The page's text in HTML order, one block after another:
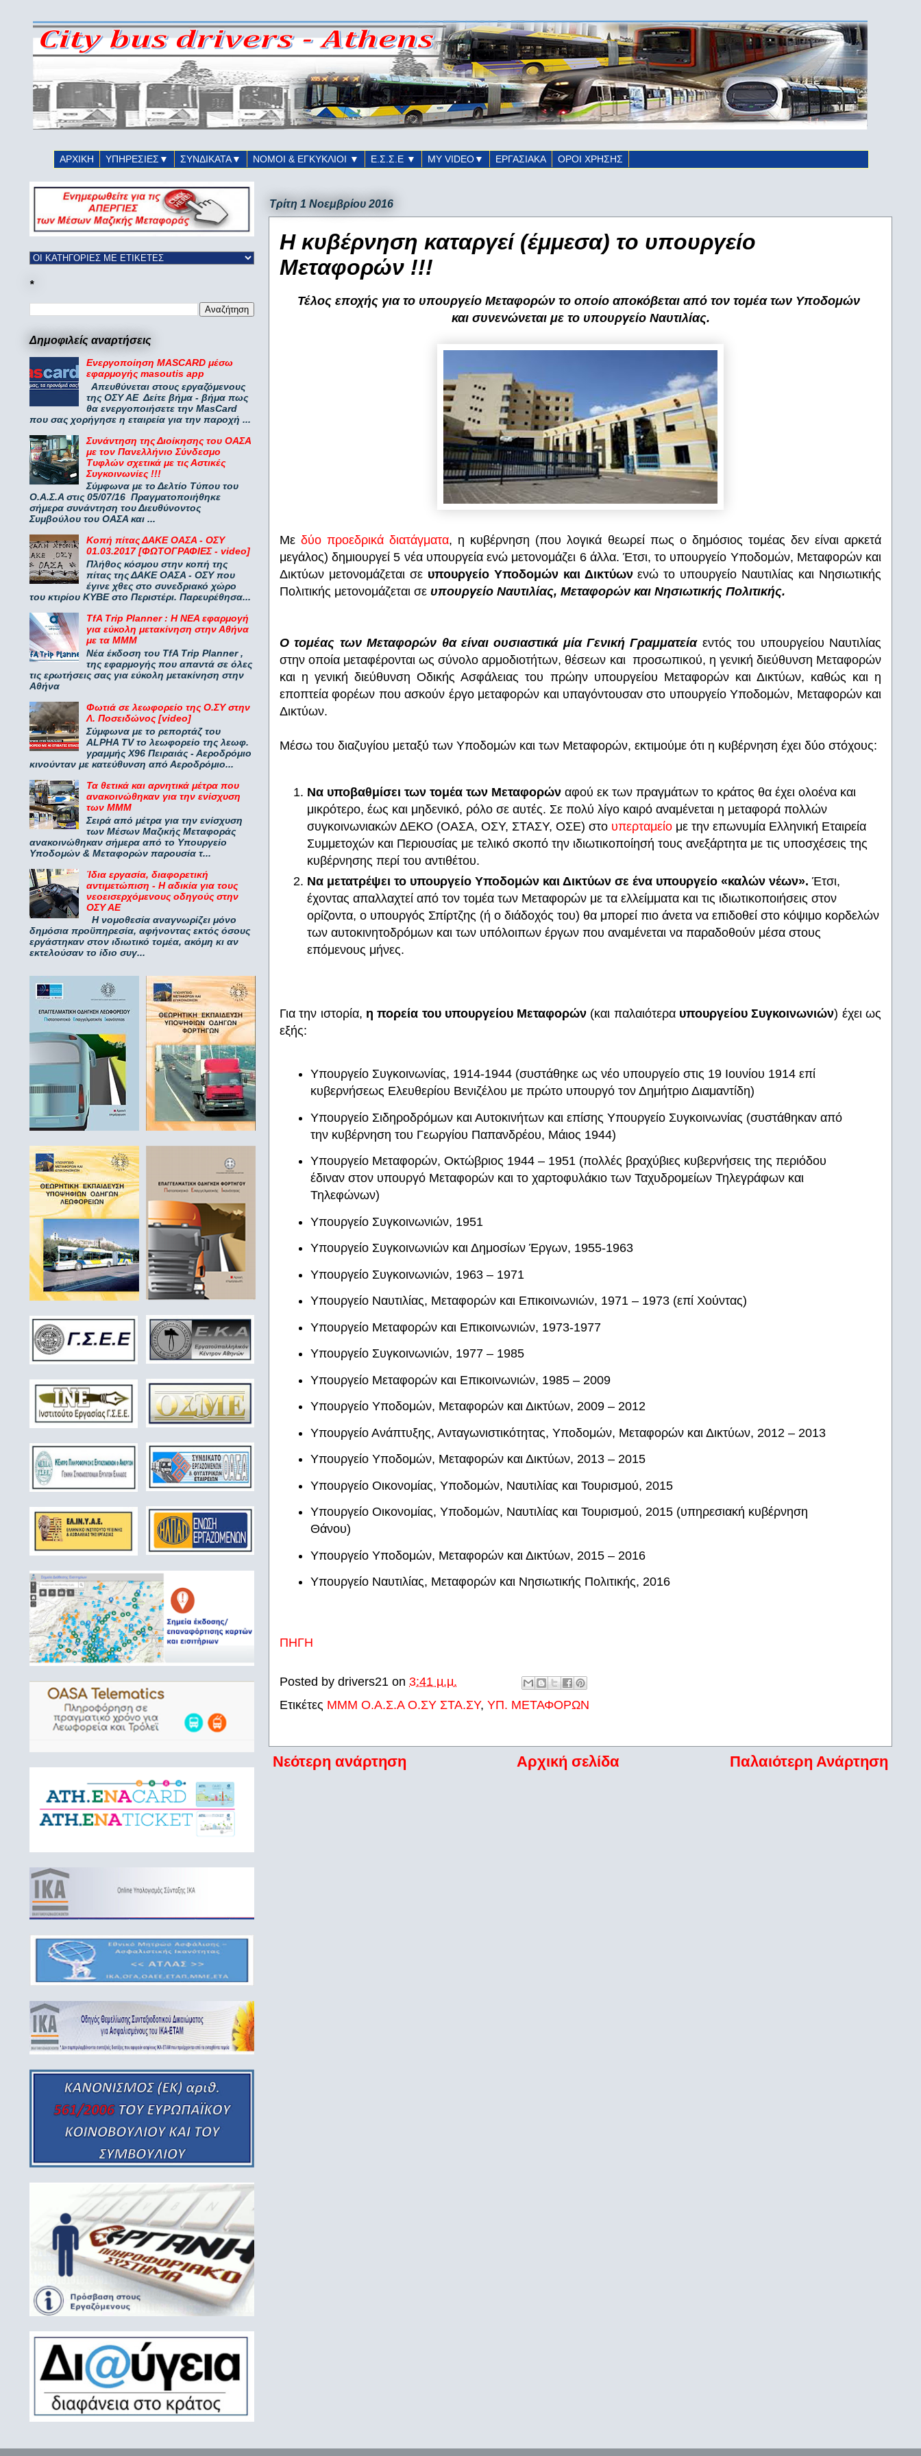
ΑΡΧΙΚΗ ΥΠΗΡΕΣΙΕΣ▼ ΣΥΝΔΙΚΑΤΑ▼ ΝΟΜΟΙ & ΕΓΚΥΚΛΙΟΙ ▼ Ε.Σ.Σ.Ε ▼ ΜΥ VIDEO▼ ΕΡΓΑΣΙΑΚΑ ΟΡΟΙ ΧΡΗΣΗΣ
Τρίτη 1 Νοεμβρίου 2016
Η κυβέρνηση καταργεί (έμμεσα) το υπουργείο
Μεταφορών !!!
Τέλος εποχής για το υπουργείο Μεταφορών το οποίο αποκόβεται από τον τομέα των Υποδομών
και συνενώνεται με το υπουργείο Ναυτιλίας.
Μεδύο προεδρικά διατάγματα, η κυβέρνηση (που λογικά θεωρεί πως ο δημόσιος τομέας δεν είναι αρκετά
μεγάλος) δημιουργεί 5 νέα υπουργεία ενώ μετονομάζει 6 άλλα. Έτσι, το υπουργείο Υποδομών, Μεταφορών και
Δικτύων μετονομάζεται σε υπουργείο Υποδομών και Δικτύωνενώ το υπουργείο Ναυτιλίας και Νησιωτικής
Πολιτικής μετονομάζεται σε υπουργείο Ναυτιλίας, Μεταφορών και Νησιωτικής Πολιτικής.
Ο τομέας των Μεταφορών θα είναι ουσιαστικά μία Γενική Γραμματεία εντός του υπουργείου Ναυτιλίας
στην οποία μεταφέρονται ως σύνολο αρμοδιοτήτων, θέσεων και προσωπικού, η γενική διεύθυνση Μεταφορών
και η γενική διεύθυνση Οδικής Ασφάλειας του πρώην υπουργείου Μεταφορών και Δικτύων, καθώς και η
εποπτεία φορέων που ασκούν έργο μεταφορών και υπαγόντουσαν στο υπουργείο Υποδομών, Μεταφορών και
Δικτύων.
Μέσω του διαζυγίου μεταξύ των Υποδομών και των Μεταφορών, εκτιμούμε ότι η κυβέρνηση έχει δύο στόχους:
Να υποβαθμίσει των τομέα των Μεταφορών αφού εκ των πραγμάτων το κράτος θα έχει ολοένα και
μικρότερο, έως και μηδενικό, ρόλο σε αυτές. Σε πολύ λίγο καιρό αναμένεται η μεταφορά πολλών
συγκοινωνιακών ΔΕΚΟ (ΟΑΣΑ, ΟΣΥ, ΣΤΑΣΥ, ΟΣΕ) στο υπερταμείο με την επωνυμία Ελληνική Εταιρεία
Συμμετοχών και Περιουσίας με τελικό σκοπό την ιδιωτικοποίησή τους ανεξάρτητα με τις υποσχέσεις της
κυβέρνησης περί του αντιθέτου.
Να μετατρέψει το υπουργείο Υποδομών και Δικτύων σε ένα υπουργείο «καλών νέων». Έτσι,
έχοντας απαλλαχτεί από τον τομέα των Μεταφορών με τα ελλείμματα και τις ιδιωτικοποιήσεις στον
ορίζοντα, ο υπουργός Σπίρτζης (ή ο διάδοχός του) θα μπορεί πιο άνετα να επιδοθεί στο κόψιμο κορδελών
των αυτοκινητοδρόμων και των υπόλοιπων έργων που αναμένεται να παραδοθούν μέσα στους
επόμενους μήνες.
Για την ιστορία, η πορεία του υπουργείου Μεταφορών (και παλαιότερα υπουργείου Συγκοινωνιών) έχει ως
εξής:
Υπουργείο Συγκοινωνίας, 1914-1944 (συστάθηκε ως νέο υπουργείο στις 19 Ιουνίου 1914 επί
κυβερνήσεως Ελευθερίου Βενιζέλου με πρώτο υπουργό τον Δημήτριο Διαμαντίδη)
Υπουργείο Σιδηροδρόμων και Αυτοκινήτων και επίσης Υπουργείο Συγκοινωνίας (συστάθηκαν από
την κυβέρνηση του Γεωργίου Παπανδρέου, Μάιος 1944)
Υπουργείο Μεταφορών, Οκτώβριος 1944 – 1951 (πολλές βραχύβιες κυβερνήσεις της περιόδου
έδιναν στον υπουργό Μεταφορών και το χαρτοφυλάκιο των Ταχυδρομείων Τηλεγράφων και
Τηλεφώνων)
Υπουργείο Συγκοινωνιών, 1951
Υπουργείο Συγκοινωνιών και Δημοσίων Έργων, 1955-1963
Υπουργείο Συγκοινωνιών, 1963 – 1971
Υπουργείο Ναυτιλίας, Μεταφορών και Επικοινωνιών, 1971 – 1973 (επί Χούντας)
Υπουργείο Μεταφορών και Επικοινωνιών, 1973-1977
Υπουργείο Συγκοινωνιών, 1977 – 1985
Υπουργείο Μεταφορών και Επικοινωνιών, 1985 – 2009
Υπουργείο Υποδομών, Μεταφορών και Δικτύων, 2009 – 2012
Υπουργείο Ανάπτυξης, Ανταγωνιστικότητας, Υποδομών, Μεταφορών και Δικτύων, 2012 – 2013
Υπουργείο Υποδομών, Μεταφορών και Δικτύων, 2013 – 2015
Υπουργείο Οικονομίας, Υποδομών, Ναυτιλίας και Τουρισμού, 2015
Υπουργείο Οικονομίας, Υποδομών, Ναυτιλίας και Τουρισμού, 2015 (υπηρεσιακή κυβέρνηση
Θάνου)
Υπουργείο Υποδομών, Μεταφορών και Δικτύων, 2015 – 2016
Υπουργείο Ναυτιλίας, Μεταφορών και Νησιωτικής Πολιτικής, 2016
ΠΗΓΗ
Posted by drivers21 on 3:41 μ.μ.
Ετικέτες ΜΜΜ Ο.Α.Σ.Α Ο.ΣΥ ΣΤΑ.ΣΥ, ΥΠ. ΜΕΤΑΦΟΡΩΝ
Νεότερη ανάρτηση Παλαιότερη Ανάρτηση
Αρχική σελίδα
*
Δημοφιλείς αναρτήσεις
Ενεργοποίηση MASCARD μέσω
εφαρμογής masoutis app
Απευθύνεται στους εργαζόμενους
της ΟΣΥ ΑΕ Δείτε βήμα - βήμα πως
θα ενεργοποιήσετε την MasCard
που σας χορήγησε η εταιρεία για την παροχή ...
Συνάντηση της Διοίκησης του ΟΑΣΑ
με τον Πανελλήνιο Σύνδεσμο
Τυφλών σχετικά με τις Αστικές
Συγκοινωνίες !!!
Σύμφωνα με το Δελτίο Τύπου του
Ο.Α.Σ.Α στις 05/07/16 Πραγματοποιήθηκε
σήμερα συνάντηση του Διευθύνοντος
Συμβούλου του ΟΑΣΑ και ...
Κοπή πίτας ΔΑΚΕ ΟΑΣΑ - ΟΣΥ
01.03.2017 [ΦΩΤΟΓΡΑΦΙΕΣ - video]
Πλήθος κόσμου στην κοπή της
πίτας της ΔΑΚΕ ΟΑΣΑ - ΟΣΥ που
έγινε χθες στο συνεδριακό χώρο
του κτιρίου ΚΥΒΕ στο Περιστέρι. Παρευρέθησα...
TfA Trip Planner : Η ΝΕΑ εφαρμογή
για εύκολη μετακίνηση στην Αθήνα
με τα ΜΜΜ
Νέα έκδοση του TfA Trip Planner ,
της εφαρμογής που απαντά σε όλες
τις ερωτήσεις σας για εύκολη μετακίνηση στην
Αθήνα
Φωτιά σε λεωφορείο της Ο.ΣΥ στην
Λ. Ποσειδώνος [video]
Σύμφωνα με το ρεπορτάζ του
ALPHA TV το λεωφορείο της λεωφ.
γραμμής Χ96 Πειραιάς - Αεροδρόμιο
κινούνταν με κατεύθυνση από Αεροδρόμιο...
Τα θετικά και αρνητικά μέτρα που
ανακοινώθηκαν για την ενίσχυση
των ΜΜΜ
Σειρά από μέτρα για την ενίσχυση
των Μέσων Μαζικής Μεταφοράς
ανακοινώθηκαν σήμερα από το Υπουργείο
Υποδομών & Μεταφορών παρουσία τ...
Ίδια εργασία, διαφορετική
αντιμετώπιση - Η αδικία για τους
νεοεισερχόμενους οδηγούς στην
ΟΣΥ ΑΕ
Η νομοθεσία αναγνωρίζει μόνο
δημόσια προϋπηρεσία, αφήνοντας εκτός όσους
εργάστηκαν στον ιδιωτικό τομέα, ακόμη κι αν
εκτελούσαν το ίδιο συγ...